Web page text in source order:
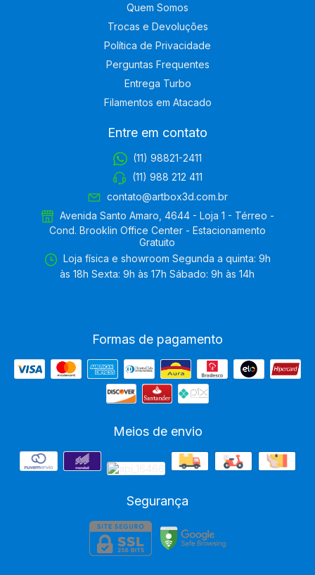
Quem Somos
Trocas e Devoluções
Política de Privacidade
Perguntas Frequentes
Entrega Turbo
Filamentos em Atacado
Entre em contato
(11) 98821-2411
(11) 988 212 411
contato@artbox3d.com.br
Avenida Santo Amaro, 4644 - Loja 1 - Térreo -
Cond. Brooklin Office Center - Estacionamento
Gratuito
Loja física e showroom Segunda a quinta: 9h
às 18h Sexta: 9h às 17h Sábado: 9h às 14h
Formas de pagamento
Meios de envio
Segurança